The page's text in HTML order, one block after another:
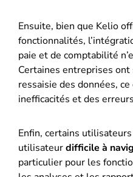
Ensuite, bien que Kelio
fonctionnalités,
paie et de comptabilité
Certaines entreprises
ressaisie des données,
inefficacités et des
Enfin, certains
utilisateurdifficile à
particulier pour les